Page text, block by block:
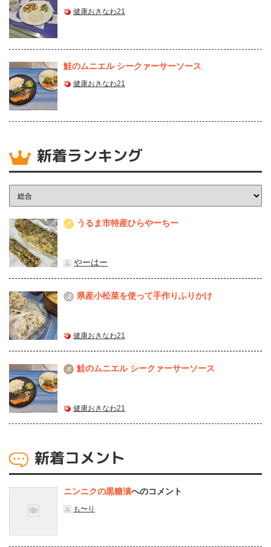
健康おきなわ21
鮭のムニエル シークァーサーソース
健康おきなわ21
新着ランキング
1 うるま市特産ひらやーちー
やーはー
2 県産⼩松菜を使って⼿作りふりかけ
健康おきなわ21
3 鮭のムニエル シークァーサーソース
健康おきなわ21
新着コメント
ニンニクの黒糖漬へのコメント
も〜り